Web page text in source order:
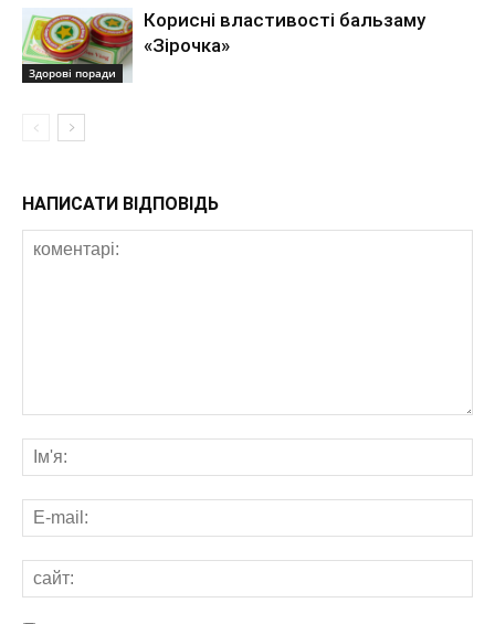
Здорові поради
Корисні властивості бальзаму
«Зірочка»
НАПИСАТИ ВІДПОВІДЬ